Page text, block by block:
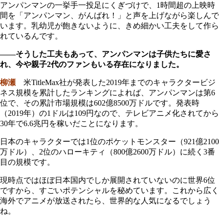
アンパンマンの一挙手一投足にくぎづけで、1時間超の上映時
間を「アンパンマン、がんばれ！」と声を上げながら楽しんで
います。乳幼児が飽きないように、きめ細かい工夫をして作ら
れているんです。
――そうした工夫もあって、アンパンマンは子供たちに愛さ
れ、今や親子2代のファンもいる存在になりました。
柳瀬 米TitleMax社が発表した2019年までのキャラクタービジ
ネス規模を累計したランキングによれば、アンパンマンは第6
位で、その累計市場規模は602億8500万ドルです。発表時
（2019年）の1ドルは109円なので、テレビアニメ化されてから
30年で6.6兆円を稼いだことになります。
日本のキャラクターでは1位のポケットモンスター（921億2100
万ドル）、2位のハローキティ（800億2600万ドル）に続く3番
目の規模です。
現時点ではほぼ日本国内でしか展開されていないのに世界6位
ですから、すごいポテンシャルを秘めています。これから広く
海外でアニメが放送されたら、世界的な人気になるでしょう
ね。